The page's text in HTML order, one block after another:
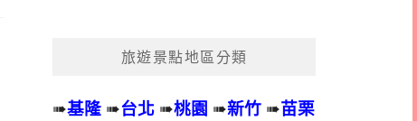
旅遊景點地區分類
➠基隆 ➠台北 ➠桃園 ➠新竹 ➠苗栗